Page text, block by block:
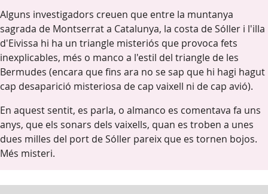
Alguns investigadors creuen que entre la muntanya
sagrada de Montserrat a Catalunya, la costa de Sóller i l'illa
d'Eivissa hi ha un triangle misteriós que provoca fets
inexplicables, més o manco a l'estil del triangle de les
Bermudes (encara que fins ara no se sap que hi hagi hagut
cap desaparició misteriosa de cap vaixell ni de cap avió).
En aquest sentit, es parla, o almanco es comentava fa uns
anys, que els sonars dels vaixells, quan es troben a unes
dues milles del port de Sóller pareix que es tornen bojos.
Més misteri.